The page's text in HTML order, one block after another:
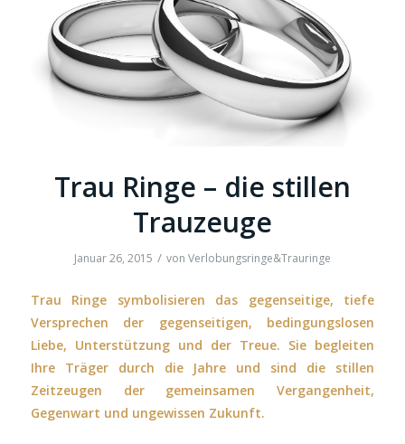
Trau Ringe – die stillen
Trauzeuge
Januar 26, 2015 / von Verlobungsringe&Trauringe
Trau Ringe symbolisieren das gegenseitige, tiefe
Versprechen der gegenseitigen, bedingungslosen
Liebe, Unterstützung und der Treue. Sie begleiten
Ihre Träger durch die Jahre und sind die stillen
Zeitzeugen der gemeinsamen Vergangenheit,
Gegenwart und ungewissen Zukunft.